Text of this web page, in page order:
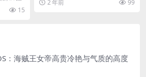
15
2 年前 99
：海贼王女帝高贵冷艳与气质的高度